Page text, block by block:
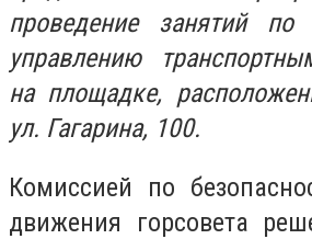
проведение занятий по
управлению
на площадке,
ул. Гагарина, 100.
Комиссией по
движения горсовета